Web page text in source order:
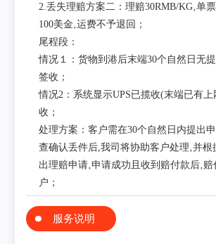
2.丢失理赔方案二：理赔30RMB/KG‚单
100美金‚运费不予退回；
尾程段：
情况１：货物到港后末端30个自然日无
签收；
情况2：系统显示UPS已揽收(末端已有上
收；
处理方案：客户需在30个自然日内提出申
查确认丢件后,我司将协助客户处理‚并根
出理赔申请‚申请成功且收到赔付款后‚赔
户；
服务说明